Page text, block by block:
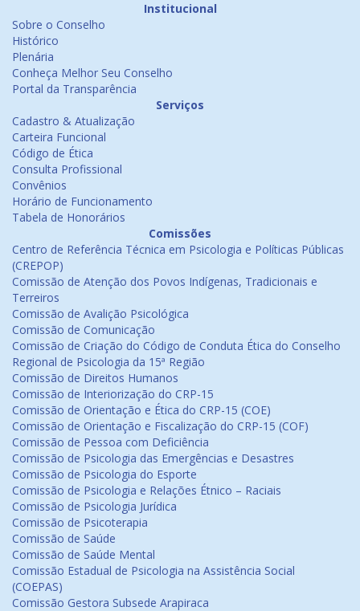
Institucional
Sobre o Conselho
Histórico
Plenária
Conheça Melhor Seu Conselho
Portal da Transparência
Serviços
Cadastro & Atualização
Carteira Funcional
Código de Ética
Consulta Profissional
Convênios
Horário de Funcionamento
Tabela de Honorários
Comissões
Centro de Referência Técnica em Psicologia e Políticas Públicas
(CREPOP)
Comissão de Atenção dos Povos Indígenas, Tradicionais e
Terreiros
Comissão de Avalição Psicológica
Comissão de Comunicação
Comissão de Criação do Código de Conduta Ética do Conselho
Regional de Psicologia da 15ª Região
Comissão de Direitos Humanos
Comissão de Interiorização do CRP-15
Comissão de Orientação e Ética do CRP-15 (COE)
Comissão de Orientação e Fiscalização do CRP-15 (COF)
Comissão de Pessoa com Deficiência
Comissão de Psicologia das Emergências e Desastres
Comissão de Psicologia do Esporte
Comissão de Psicologia e Relações Étnico – Raciais
Comissão de Psicologia Jurídica
Comissão de Psicoterapia
Comissão de Saúde
Comissão de Saúde Mental
Comissão Estadual de Psicologia na Assistência Social
(COEPAS)
Comissão Gestora Subsede Arapiraca